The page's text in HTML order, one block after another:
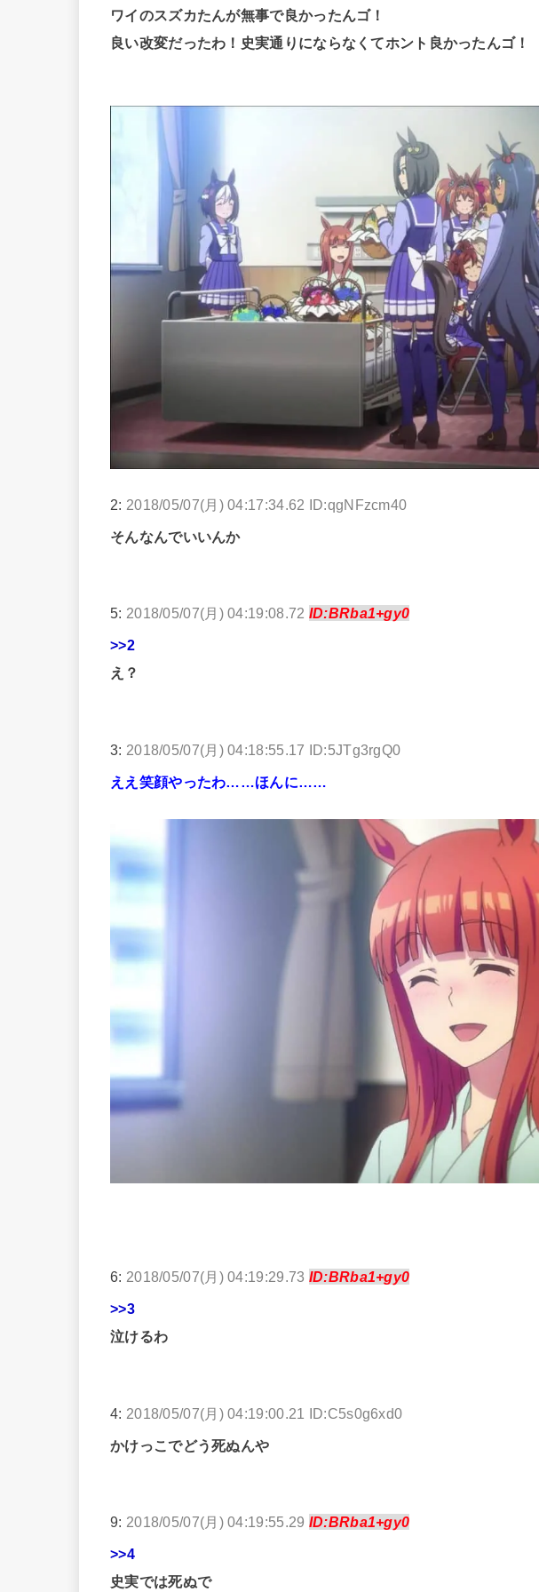
ワイのスズカたんが無事で良かったんゴ！
良い改変だったわ！史実通りにならなくてホント良かったんゴ！
2: 2018/05/07(月) 04:17:34.62 ID:qgNFzcm40
そんなんでいいんか
5: 2018/05/07(月) 04:19:08.72 ID:BRba1+gy0
>>2
え？
3: 2018/05/07(月) 04:18:55.17 ID:5JTg3rgQ0
ええ笑顔やったわ……ほんに……
6: 2018/05/07(月) 04:19:29.73 ID:BRba1+gy0
>>3
泣けるわ
4: 2018/05/07(月) 04:19:00.21 ID:C5s0g6xd0
かけっこでどう死ぬんや
9: 2018/05/07(月) 04:19:55.29 ID:BRba1+gy0
>>4
史実では死ぬで